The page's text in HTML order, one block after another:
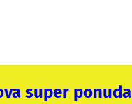
super ponuda